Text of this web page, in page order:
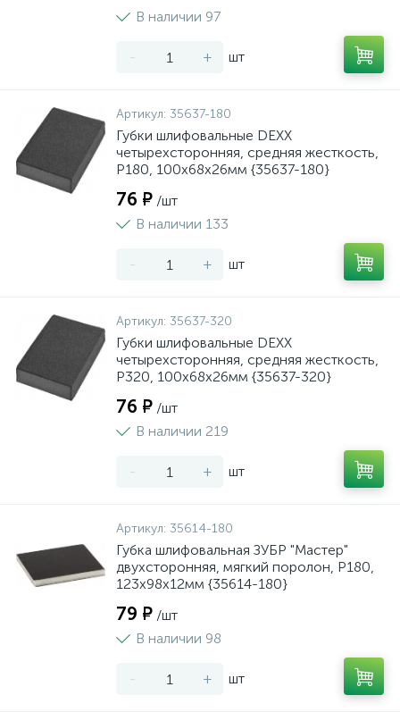
В наличии 97
- + шт
Артикул: 35637-180
Губки шлифовальные DEXX
четырехсторонняя, средняя жесткость,
Р180, 100х68х26мм {35637-180}
76 ₽ /шт
В наличии 133
- + шт
Артикул: 35637-320
Губки шлифовальные DEXX
четырехсторонняя, средняя жесткость,
Р320, 100х68х26мм {35637-320}
76 ₽ /шт
В наличии 219
- + шт
Артикул: 35614-180
Губка шлифовальная ЗУБР "Мастер"
двухсторонняя, мягкий поролон, Р180,
123х98х12мм {35614-180}
79 ₽ /шт
В наличии 98
- + шт